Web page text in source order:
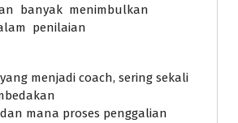
banyak menimbulkan
penilaian
menjadi coach, sering sekali
mana proses penggalian